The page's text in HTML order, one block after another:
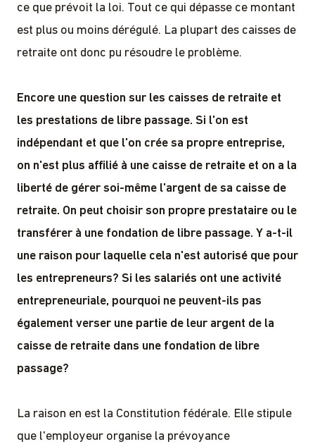
ce que prévoit la loi. Tout ce qui dépasse ce montant
est plus ou moins dérégulé. La plupart des caisses de
retraite ont donc pu résoudre le problème.
Encore une question sur les caisses de retraite et
les prestations de libre passage. Si l'on est
indépendant et que l'on crée sa propre entreprise,
on n'est plus affilié à une caisse de retraite et on a la
liberté de gérer soi-même l'argent de sa caisse de
retraite. On peut choisir son propre prestataire ou le
transférer à une fondation de libre passage. Y a-t-il
une raison pour laquelle cela n'est autorisé que pour
les entrepreneurs? Si les salariés ont une activité
entrepreneuriale, pourquoi ne peuvent-ils pas
également verser une partie de leur argent de la
caisse de retraite dans une fondation de libre
passage?
La raison en est la Constitution fédérale. Elle stipule
que l'employeur organise la prévoyance